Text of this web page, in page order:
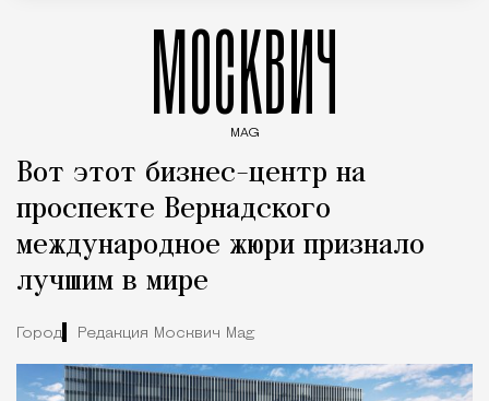
МОСКВИЧ
MAG
Вот этот бизнес-центр на
проспекте Вернадского
международное жюри признало
лучшим в мире
Город Редакция Москвич Mag